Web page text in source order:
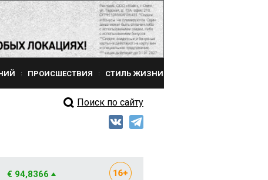
ПРОИСШЕСТВИЯ СТИЛЬ ЖИЗНИ
Поиск по сайту
€ 94,8366